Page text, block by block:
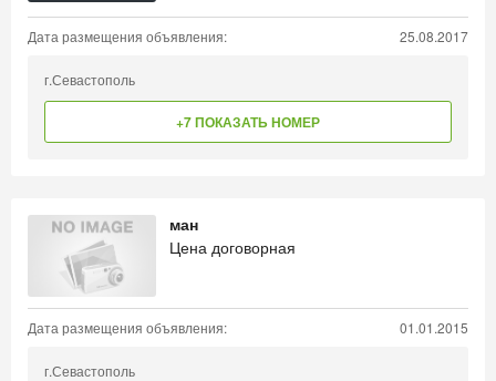
Дата размещения объявления: 25.08.2017
г.Севастополь
+7 ПОКАЗАТЬ НОМЕР
ман
Цена договорная
Дата размещения объявления: 01.01.2015
г.Севастополь